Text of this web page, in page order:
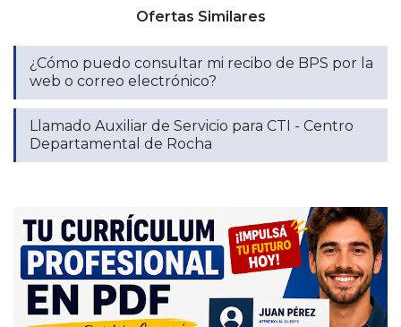
Ofertas Similares
¿Cómo puedo consultar mi recibo de BPS por la
web o correo electrónico?
Llamado Auxiliar de Servicio para CTI - Centro
Departamental de Rocha